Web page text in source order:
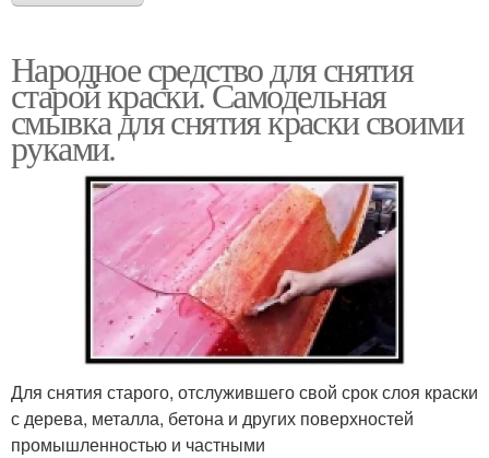
Народное средство для снятия
старой краски. Самодельная
смывка для снятия краски своими
руками.
Для снятия старого, отслужившего свой срок слоя краски
с дерева, металла, бетона и других поверхностей
промышленностью и частными